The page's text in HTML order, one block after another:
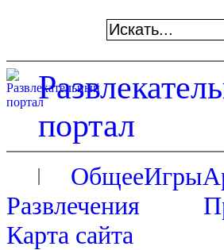
портал
ОбщееИгры
Развлечения
Карта сайта